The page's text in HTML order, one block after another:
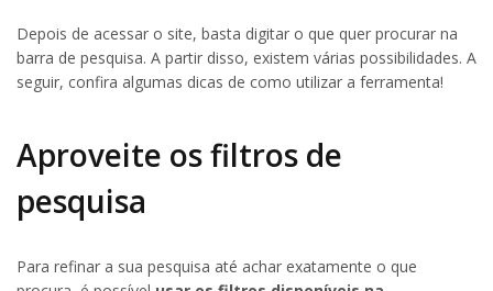
Depois de acessar o site, basta digitar o que quer procurar na
barra de pesquisa. A partir disso, existem várias possibilidades. A
seguir, confira algumas dicas de como utilizar a ferramenta!
Aproveite os filtros de
pesquisa
Para refinar a sua pesquisa até achar exatamente o que